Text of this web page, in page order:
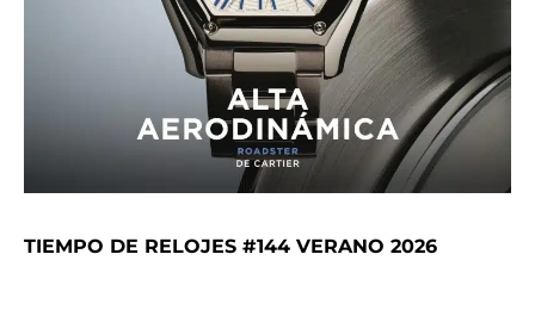
TIEMPO DE RELOJES #144 VERANO 2026